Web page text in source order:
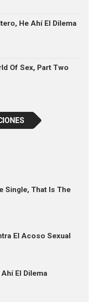
He Ahí El Dilema
Of Sex, Part Two
Single, That Is The
El Acoso Sexual
El Dilema